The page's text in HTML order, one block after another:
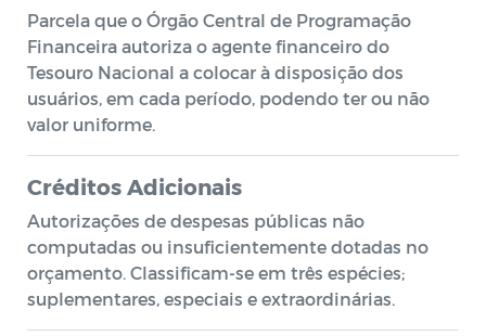
Parcela que o Órgão Central de Programação
Financeira autoriza o agente financeiro do
Tesouro Nacional a colocar à disposição dos
usuários, em cada período, podendo ter ou não
valor uniforme.
Créditos Adicionais
Autorizações de despesas públicas não
computadas ou insuficientemente dotadas no
orçamento. Classificam-se em três espécies;
suplementares, especiais e extraordinárias.